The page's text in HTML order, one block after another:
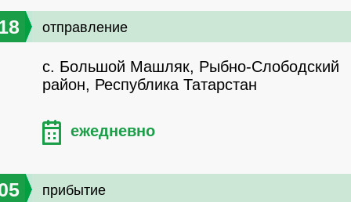
отправление
с. Большой Машляк, Рыбно-Слободский
район, Республика Татарстан
ежедневно
прибытие